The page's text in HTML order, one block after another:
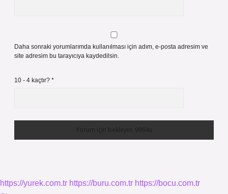
Daha sonraki yorumlarımda kullanılması için adım, e-posta adresim ve
site adresim bu tarayıcıya kaydedilsin.
10 - 4 kaçtır? *
https://yurek.com.tr https://buru.com.tr https://bocu.com.tr